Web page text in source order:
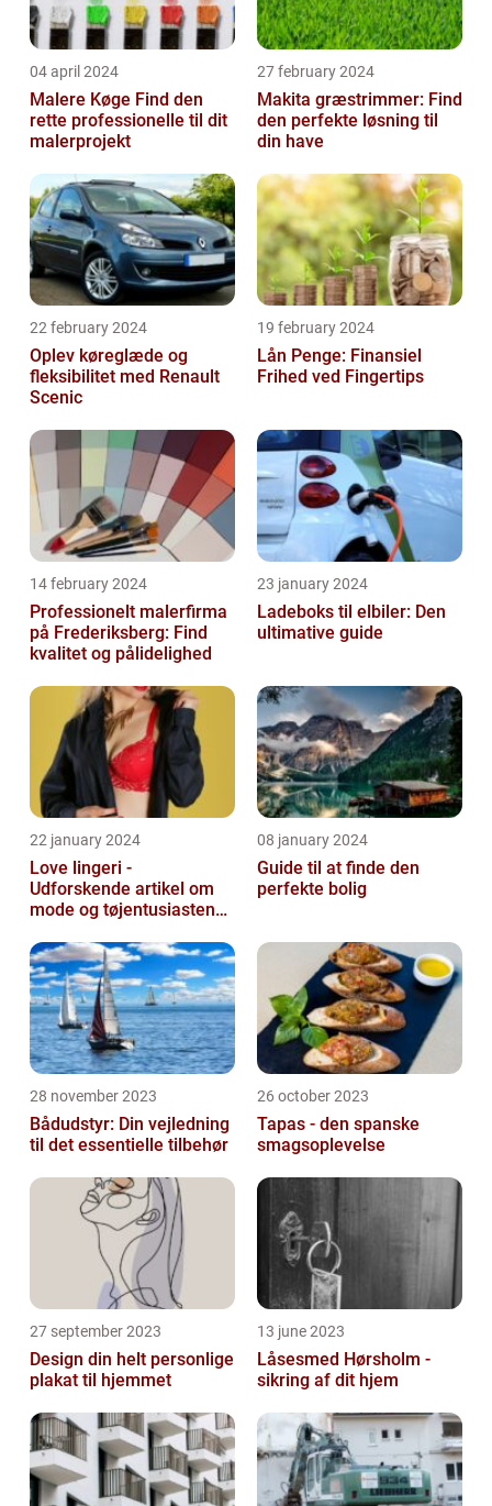
04 april 2024
Malere Køge Find den
rette professionelle til dit
malerprojekt
27 february 2024
Makita græstrimmer: Find
den perfekte løsning til
din have
22 february 2024
Oplev køreglæde og
fleksibilitet med Renault
Scenic
19 february 2024
Lån Penge: Finansiel
Frihed ved Fingertips
14 february 2024
Professionelt malerfirma
på Frederiksberg: Find
kvalitet og pålidelighed
23 january 2024
Ladeboks til elbiler: Den
ultimative guide
22 january 2024
Love lingeri -
Udforskende artikel om
mode og tøjentusiastens
08 january 2024
Guide til at finde den
perfekte bolig
28 november 2023
Bådudstyr: Din vejledning
til det essentielle tilbehør
26 october 2023
Tapas - den spanske
smagsoplevelse
27 september 2023
Design din helt personlige
plakat til hjemmet
13 june 2023
Låsesmed Hørsholm -
sikring af dit hjem